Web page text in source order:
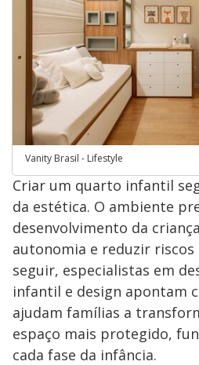
Vanity Brasil - Lifestyle
Criar um quarto infantil
da estética. O ambiente
desenvolvimento da
autonomia e reduzir riscos
seguir, especialistas em
infantil e design apontam
ajudam famílias a
espaço mais protegido,
cada fase da infância.